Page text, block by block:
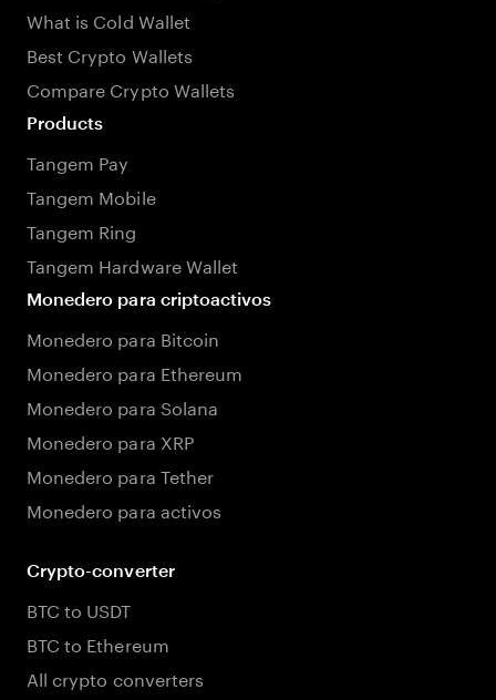
What is Cold Wallet
Best Crypto Wallets
Compare Crypto Wallets
Products
Tangem Pay
Tangem Mobile
Tangem Ring
Tangem Hardware Wallet
Monedero para criptoactivos
Monedero para Bitcoin
Monedero para Ethereum
Monedero para Solana
Monedero para XRP
Monedero para Tether
Monedero para activos
Crypto-converter
BTC to USDT
BTC to Ethereum
All crypto converters